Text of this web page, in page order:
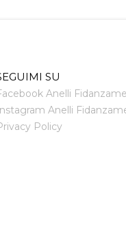
SU
Anelli
Anelli
Policy